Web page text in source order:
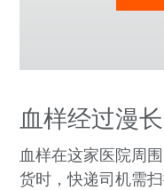
血样经过漫
血样在这家医院周
货时，快递司机需